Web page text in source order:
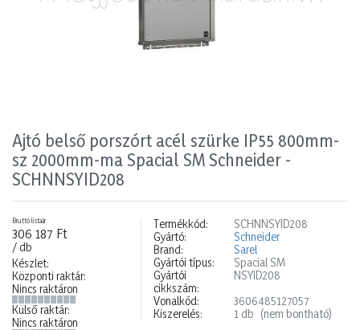
Ajtó belső porszórt acél szürke IP55 800mm-
sz 2000mm-ma Spacial SM Schneider -
SCHNNSYID208
Bruttó listaár
306 187 Ft
/ db
Készlet:
Központi raktár:
Nincs raktáron
Külső raktár:
Nincs raktáron
Termékkód:
SCHNNSYID208
Gyártó:
Schneider
Brand:
Sarel
Gyártói típus:
Spacial SM
Gyártói
cikkszám:
NSYID208
Vonalkód:
3606485127057
Kiszerelés:
1 db (nem bontható)